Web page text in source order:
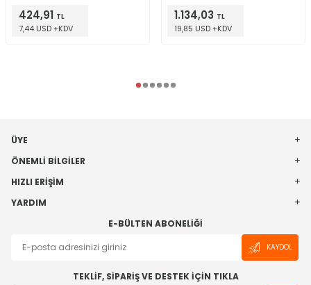
424,91 TL
7,44 USD +KDV
1.134,03 TL
19,85 USD +KDV
ÜYE
ÖNEMLI BILGILER
HIZLI ERIŞIM
YARDIM
E-BÜLTEN ABONELIĞI
KAYDOL
TEKLİF, SİPARİŞ VE DESTEK İÇİN TIKLA